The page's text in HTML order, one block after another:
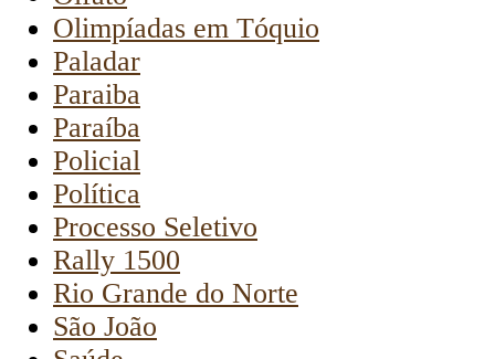
Olimpíadas em Tóquio
Paladar
Paraiba
Paraíba
Policial
Política
Processo Seletivo
Rally 1500
Rio Grande do Norte
São João